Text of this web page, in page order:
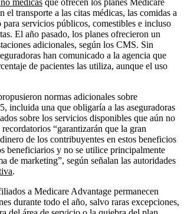
médicas que ofrecen los planes Medicare
el transporte a las citas médicas, las comidas a
servicios públicos, comestibles e incluso
El año pasado, los planes ofrecieron un
adicionales, según los CMS. Sin
han comunicado a la agencia que
de pacientes las utiliza, aunque el uso
normas adicionales sobre
incluida una que obligaría a las aseguradoras
sobre los servicios disponibles que aún no
“garantizarán que la gran
de los contribuyentes en estos beneficios
beneficiarios y no se utilice principalmente
de marketing”, según señalan las autoridades
.
a Medicare Advantage permanecen
durante todo el año, salvo raras excepciones,